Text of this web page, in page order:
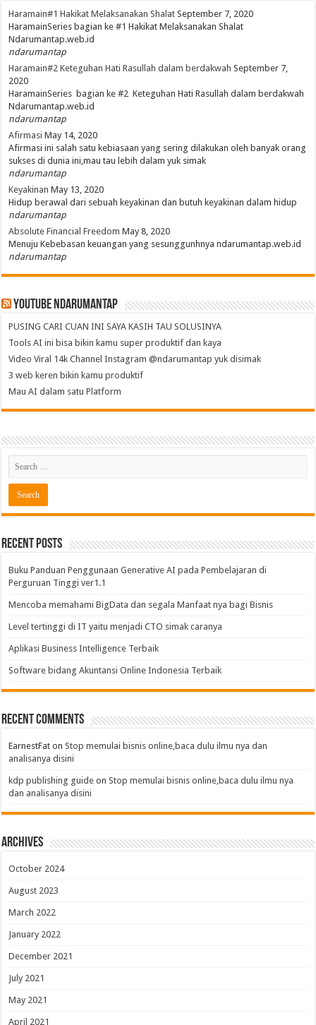
Haramain#1 Hakikat Melaksanakan Shalat September 7, 2020
HaramainSeries bagian ke #1 Hakikat Melaksanakan Shalat
Ndarumantap.web.id
ndarumantap
Haramain#2 Keteguhan Hati Rasullah dalam berdakwah September 7,
2020
HaramainSeries bagian ke #2 Keteguhan Hati Rasullah dalam berdakwah
Ndarumantap.web.id
ndarumantap
Afirmasi May 14, 2020
Afirmasi ini salah satu kebiasaan yang sering dilakukan oleh banyak orang
sukses di dunia ini,mau tau lebih dalam yuk simak
ndarumantap
Keyakinan May 13, 2020
Hidup berawal dari sebuah keyakinan dan butuh keyakinan dalam hidup
ndarumantap
Absolute Financial Freedom May 8, 2020
Menuju Kebebasan keuangan yang sesunggunhnya ndarumantap.web.id
ndarumantap
Youtube NdaruMantap
PUSING CARI CUAN INI SAYA KASIH TAU SOLUSINYA
Tools AI ini bisa bikin kamu super produktif dan kaya
Video Viral 14k Channel Instagram @ndarumantap yuk disimak
3 web keren bikin kamu produktif
Mau AI dalam satu Platform
Recent Posts
Buku Panduan Penggunaan Generative AI pada Pembelajaran di
Perguruan Tinggi ver1.1
Mencoba memahami BigData dan segala Manfaat nya bagi Bisnis
Level tertinggi di IT yaitu menjadi CTO simak caranya
Aplikasi Business Intelligence Terbaik
Software bidang Akuntansi Online Indonesia Terbaik
Recent Comments
EarnestFat onStop memulai bisnis online,baca dulu ilmu nya dan
analisanya disini
kdp publishing guide onStop memulai bisnis online,baca dulu ilmu nya
dan analisanya disini
Archives
October 2024
August 2023
March 2022
January 2022
December 2021
July 2021
May 2021
April 2021